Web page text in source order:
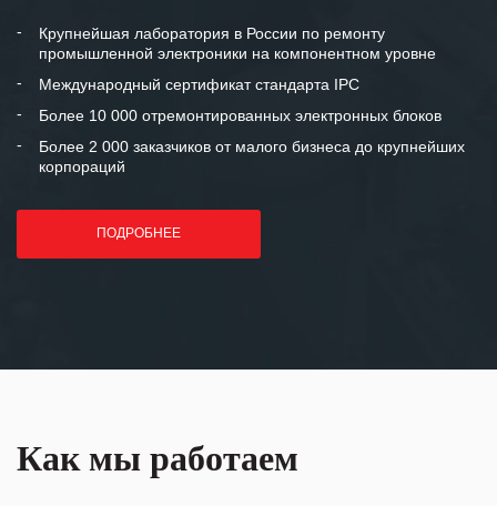
и доверительные партнерские
отношения и искренне желаем
«Инженерной компании «555» долгих
лет успеха и процветания.
Крупнейшая лаборатория в России по ремонту
промышленной электроники на компонентном уровне
Международный сертификат стандарта IPC
Более 10 000 отремонтированных электронных блоков
Более 2 000 заказчиков от малого бизнеса до крупнейших
корпораций
ПОДРОБНЕЕ
Как мы работаем